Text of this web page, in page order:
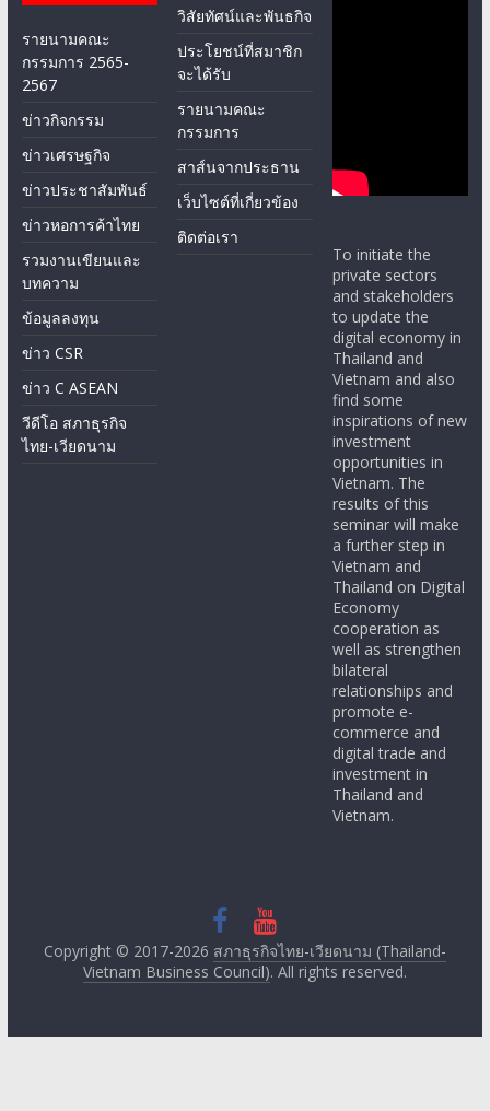
รายนามคณะ
กรรมการ 2565-
2567
ข่าวกิจกรรม
ข่าวเศรษฐกิจ
ข่าวประชาสัมพันธ์
ข่าวหอการค้าไทย
รวมงานเขียนและ
บทความ
ข้อมูลลงทุน
ข่าว CSR
ข่าว C ASEAN
วีดีโอ สภาธุรกิจ
ไทย-เวียดนาม
วิสัยทัศน์และพันธกิจ
ประโยชน์ที่สมาชิก
จะได้รับ
รายนามคณะ
กรรมการ
สาส์นจากประธาน
เว็บไซต์ที่เกี่ยวข้อง
ติดต่อเรา
To initiate the
private sectors
and stakeholders
to update the
digital economy in
Thailand and
Vietnam and also
find some
inspirations of new
investment
opportunities in
Vietnam. The
results of this
seminar will make
a further step in
Vietnam and
Thailand on Digital
Economy
cooperation as
well as strengthen
bilateral
relationships and
promote e-
commerce and
digital trade and
investment in
Thailand and
Vietnam.
Copyright © 2017-2026 สภาธุรกิจไทย-เวียดนาม (Thailand-
Vietnam Business Council). All rights reserved.